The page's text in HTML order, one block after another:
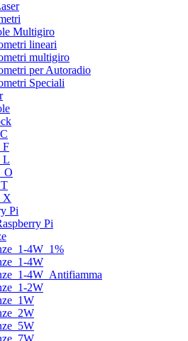
Multigiro
lineari
multigiro
per Autoradio
Speciali
Pi
Pi
4W_1%
4W
4W_Antifiamma
2W